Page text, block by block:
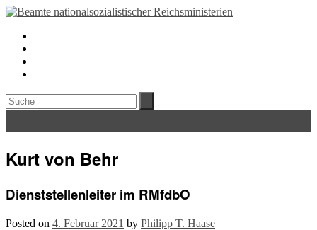
Kurt von Behr
Dienststellenleiter im RMfdbO
Posted on 4. Februar 2021 by Philipp T. Haase